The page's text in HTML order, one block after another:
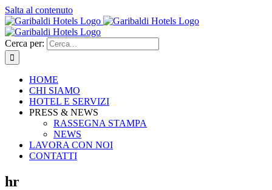
Salta al contenuto
Cerca per:
HOME
CHI SIAMO
HOTEL E SERVIZI
PRESS & NEWS
RASSEGNA STAMPA
NEWS
LAVORA CON NOI
CONTATTI
hr